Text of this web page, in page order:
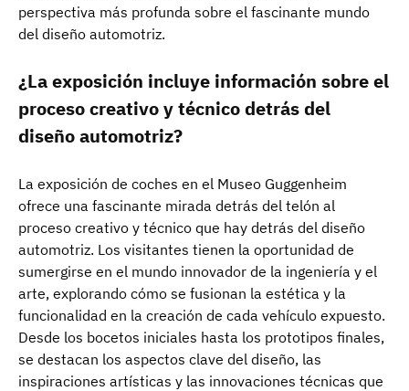
perspectiva más profunda sobre el fascinante mundo
del diseño automotriz.
¿La exposición incluye información sobre el
proceso creativo y técnico detrás del
diseño automotriz?
La exposición de coches en el Museo Guggenheim
ofrece una fascinante mirada detrás del telón al
proceso creativo y técnico que hay detrás del diseño
automotriz. Los visitantes tienen la oportunidad de
sumergirse en el mundo innovador de la ingeniería y el
arte, explorando cómo se fusionan la estética y la
funcionalidad en la creación de cada vehículo expuesto.
Desde los bocetos iniciales hasta los prototipos finales,
se destacan los aspectos clave del diseño, las
inspiraciones artísticas y las innovaciones técnicas que